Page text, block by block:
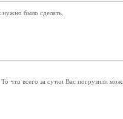
нужно было сделать.
То что всего за сутки Вас погрузили